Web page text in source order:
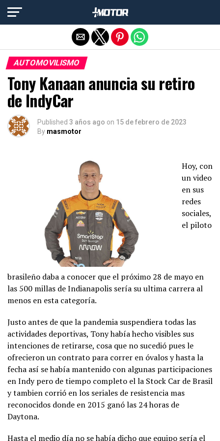
AUTOMOVILISMO
Tony Kanaan anuncia su retiro
de IndyCar
Published 3 años ago on 15 de febrero de 2023
By masmotor
Hoy, con
un video
en sus
redes
sociales,
el piloto
brasileño daba a conocer que el próximo 28 de mayo en
las 500 millas de Indianapolis sería su ultima carrera al
menos en esta categoría.
Justo antes de que la pandemia suspendiera todas las
actividades deportivas, Tony había hecho visibles sus
intenciones de retirarse, cosa que no sucedió pues le
ofrecieron un contrato para correr en óvalos y hasta la
fecha así se había mantenido con algunas participaciones
en Indy pero de tiempo completo el la Stock Car de Brasil
y tambien corrió en los seriales de resistencia mas
reconocidos donde en 2015 ganó las 24 horas de
Daytona.
Hasta el medio día no se había dicho que equipo sería el
Salir de la versión móvil